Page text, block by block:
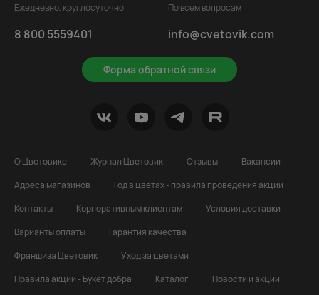
Ежедневно, круглосуточно
8 800 5559401
Форма обратной связи
По всем вопросам
info@cvetovik.com
О Цветовике Журнал Цветовик Отзывы
Вакансии
Адреса магазинов
Год в цветах - правила проведения акции
Контакты
Корпоративным клиентам
Условия доставки
Варианты оплаты
Гарантия качества
Франшиза Цветовик
Уход за цветами
Правила акции - Букет добра
Каталог Новости и акции